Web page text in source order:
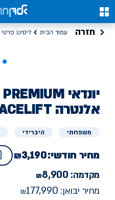
0
חזרה עמוד הבית ליסינג פרטי
ליסינג
פרטי
יונדאי PREMIUM
FACELIFT אלנטרה
משפחתי היברידי
מחיר חודשי:3,190
מקדמה: 8,900
מחיר יבואן: 177,990